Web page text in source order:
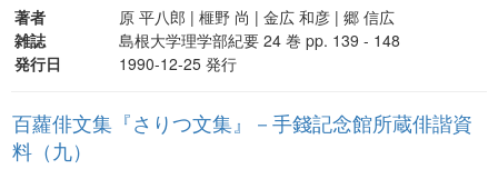
著者
原 平八郎 | 榧野 尚 | 金広 和彦 | 郷 信広
雑誌
島根大学理学部紀要 24 巻 pp. 139 - 148
発行日
1990-12-25 発行
百蘿俳文集『さりつ文集』－手錢記念館所蔵俳諧資
料（九）